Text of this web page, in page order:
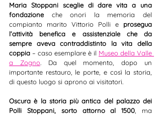
Maria Stoppani sceglie di dare vita a una
fondazione che onori la memoria del
compianto marito Vittorio Polli e prosegua
l’attività benefica e assistenziale che da
sempre aveva contraddistinto la vita della
coppia – caso esemplare è il Museo della Valle
a Zogno. Da quel momento, dopo un
importante restauro, le porte, e così la storia,
di questo luogo si aprono ai visitatori.
Oscura è la storia più antica del palazzo dei
Polli Stoppani, sorto attorno al 1500 , ma